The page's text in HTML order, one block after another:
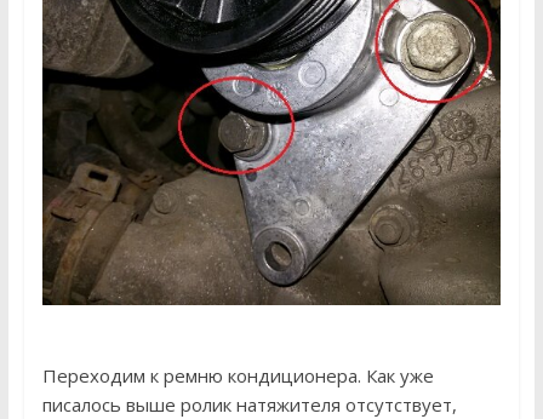
Переходим к ремню кондиционера. Как уже
писалось выше ролик натяжителя отсутствует,